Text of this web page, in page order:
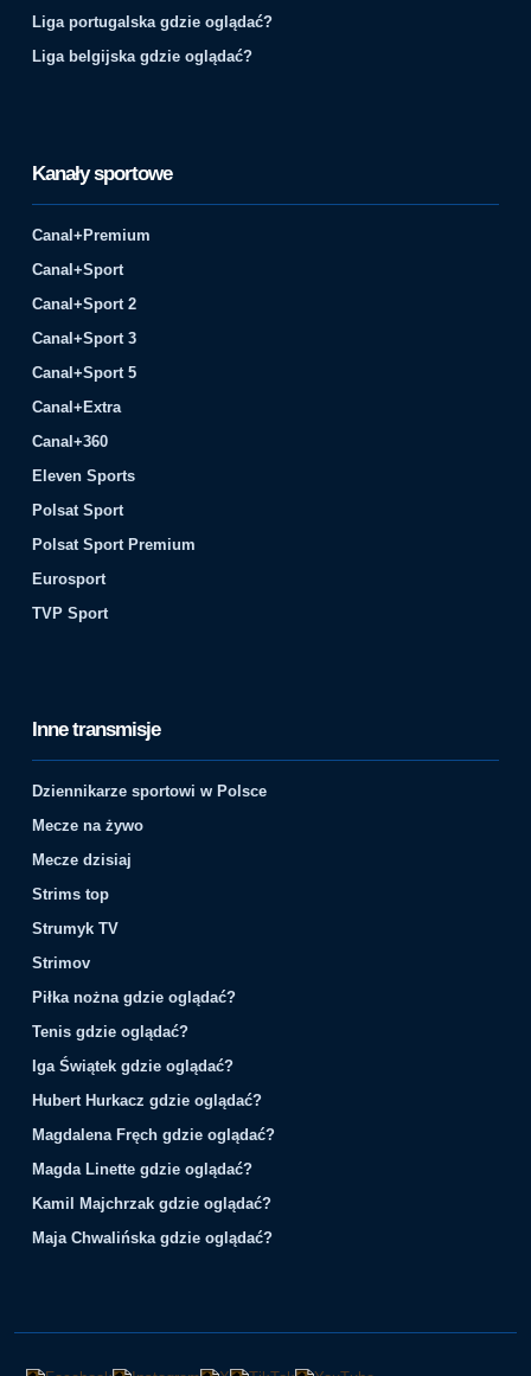
Liga portugalska gdzie oglądać?
Liga belgijska gdzie oglądać?
Kanały sportowe
Canal+Premium
Canal+Sport
Canal+Sport 2
Canal+Sport 3
Canal+Sport 5
Canal+Extra
Canal+360
Eleven Sports
Polsat Sport
Polsat Sport Premium
Eurosport
TVP Sport
Inne transmisje
Dziennikarze sportowi w Polsce
Mecze na żywo
Mecze dzisiaj
Strims top
Strumyk TV
Strimov
Piłka nożna gdzie oglądać?
Tenis gdzie oglądać?
Iga Świątek gdzie oglądać?
Hubert Hurkacz gdzie oglądać?
Magdalena Fręch gdzie oglądać?
Magda Linette gdzie oglądać?
Kamil Majchrzak gdzie oglądać?
Maja Chwalińska gdzie oglądać?